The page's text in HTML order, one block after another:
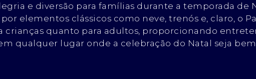
e diversão para famílias durante a temporada de
elementos clássicos como neve, trenós e, claro, o
quanto para adultos, proporcionando
qualquer lugar onde a celebração do Natal seja